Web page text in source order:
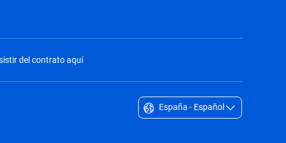
del contrato aquí
España - Español